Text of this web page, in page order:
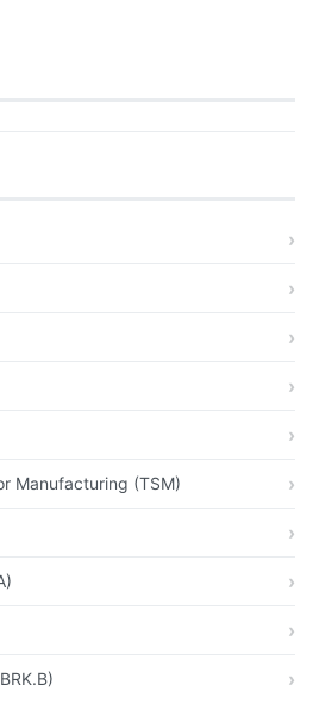
Manufacturing (TSM)